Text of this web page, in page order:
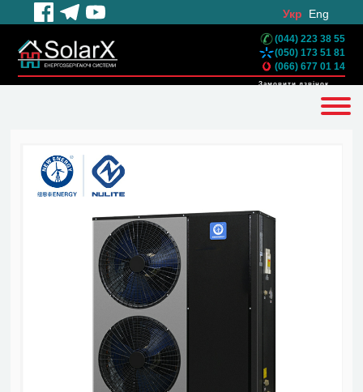
Укр Eng
(044) 223 38 55
(050) 173 51 81
(066) 677 01 14
Замовити дзвінок